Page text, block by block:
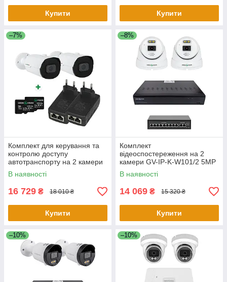
Купити Купити
–7%
Комплект для керування та
контролю доступу
автотранспорту на 2 камери
GV-805
В наявності
16 729 ₴ 18 010 ₴
Купити
–8%
Комплект
відеоспостереження на 2
камери GV-IP-K-W101/2 5MP
(Ultra AI)
В наявності
14 069 ₴ 15 320 ₴
Купити
–10% –10%